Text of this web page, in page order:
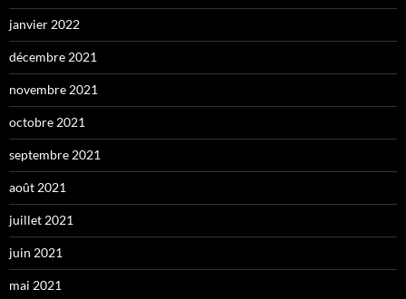
janvier 2022
décembre 2021
novembre 2021
octobre 2021
septembre 2021
août 2021
juillet 2021
juin 2021
mai 2021